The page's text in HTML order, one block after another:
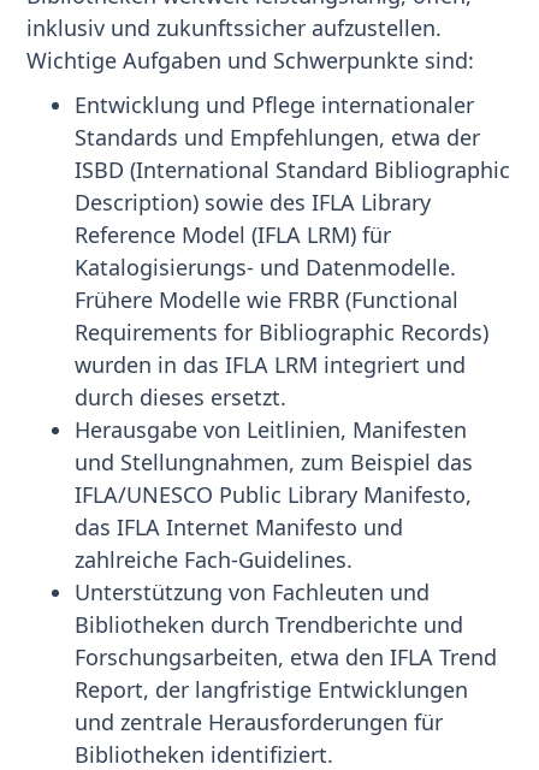
inklusiv und zukunftssicher aufzustellen.
Wichtige Aufgaben und Schwerpunkte sind:
Entwicklung und Pflege internationaler
Standards und Empfehlungen, etwa der
ISBD (International Standard Bibliographic
Description) sowie des IFLA Library
Reference Model (IFLA LRM) für
Katalogisierungs- und Datenmodelle.
Frühere Modelle wie FRBR (Functional
Requirements for Bibliographic Records)
wurden in das IFLA LRM integriert und
durch dieses ersetzt.
Herausgabe von Leitlinien, Manifesten
und Stellungnahmen, zum Beispiel das
IFLA/UNESCO Public Library Manifesto,
das IFLA Internet Manifesto und
zahlreiche Fach-Guidelines.
Unterstützung von Fachleuten und
Bibliotheken durch Trendberichte und
Forschungsarbeiten, etwa den IFLA Trend
Report, der langfristige Entwicklungen
und zentrale Herausforderungen für
Bibliotheken identifiziert.